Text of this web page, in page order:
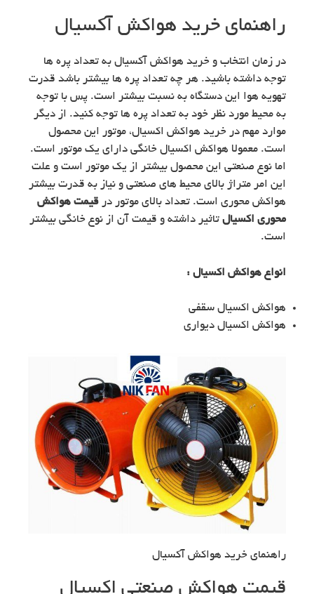
راهنمای خرید هواکش آکسیال
در زمان انتخاب و خرید هواکش آکسیال به تعداد پره ها
توجه داشته باشید. هر چه تعداد پره ها بیشتر باشد قدرت
تهویه هوا این دستگاه به نسبت بیشتر است. پس با توجه
به محیط مورد نظر خود به تعداد پره ها توجه کنید. از دیگر
موارد مهم در خرید هواکش اکسیال، موتور این محصول
است. معمولا هواکش اکسیال خانگی دارای یک موتور است.
اما نوع صنعتی این محصول بیشتر از یک موتور است و علت
این امر متراژ بالای محیط های صنعتی و نیاز به قدرت بیشتر
هواکش محوری است. تعداد بالای موتور در قیمت هواکش
محوری اکسیال تاثیر داشته و قیمت آن از نوع خانگی بیشتر
است.
انواع هواکش اکسیال :
هواکش اکسیال سقفی
هواکش اکسیال دیواری
راهنمای خرید هواکش آکسیال
قیمت هواکش صنعتی اکسیال